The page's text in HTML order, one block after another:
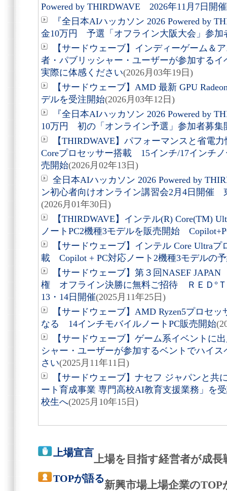
Powered by THIRDWAVE 2026年11月7日開
『全日本AIハッカソン 2026 Powered by
金10万円 予選「オフライン大阪大会」参加
【サードウェーブ】インディーゲーム＆
者・パブリッシャー・ユーザーが参加する
実際に体感ください(2026月03年19日)
【サードウェーブ】AMD 最新 GPU
デルを受注開始(2026月03年12日)
『全日本AIハッカソン 2026 Powered by
10万円 初の「オンライン予選」参加者募集
【THIRDWAVE】パフォーマンスと省電
Coreプロセッサー搭載 15インチ/17インチ
売開始(2026月02年13日)
全日本AIハッカソン 2026 Powered by
ン初心者向けオンライン講習会2月4日開催
(2026月01年30日)
【THIRDWAVE】インテル(R) Core(TM)
ノートPC2機種3モデルを販売開始
【サードウェーブ】インテル Core Ultra
載 Copilot + PC対応ノート2機種3モデルの
【サードウェーブ】第３回NASEF
権 オフライン決勝に無料ご招待 ＲＥＤ°
13・14日開催(2025月11年25日)
【サードウェーブ】AMD Ryzen5プロセ
なる 14インチモバイルノートPC販売開始
【サードウェーブ】ゲーム系イベント
シャー・ユーザーが参加するベントでハイ
さい(2025月11年11日)
【サードウェーブ】ナセフ ジャパンと共
ート育成事業 専門高校AI教育支援業務」を
校生へ(2025月10年15日)
上場宣言
上場を目指す経営者が成
TOPが語る
新興市場上場企業の